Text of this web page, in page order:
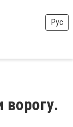
Рус
ворогу.